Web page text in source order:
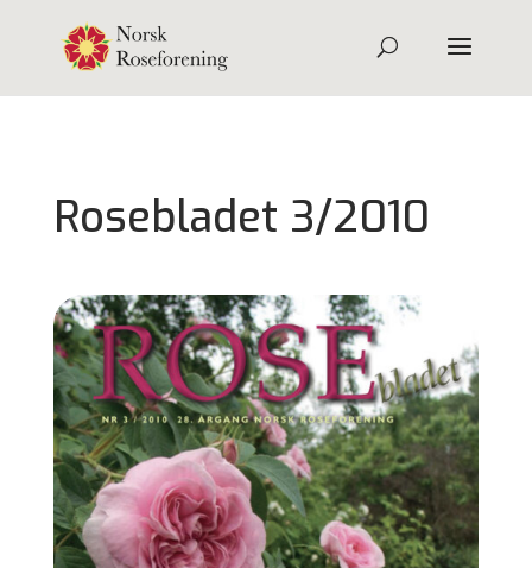
Rosebladet 3/2010